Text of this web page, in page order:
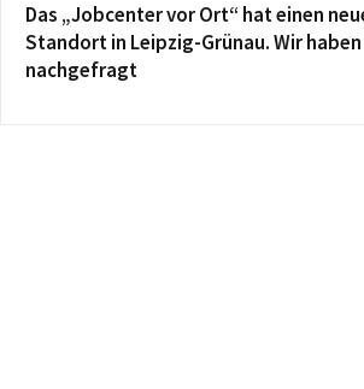
Das „Jobcenter vor Ort“ hat einen
Standort in Leipzig-Grünau. Wir haben
nachgefragt